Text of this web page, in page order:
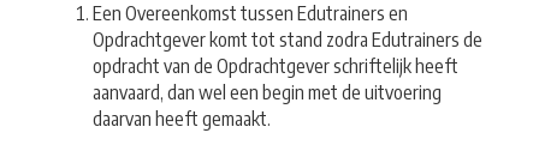
Een Overeenkomst tussen Edutrainers en
Opdrachtgever komt tot stand zodra Edutrainers de
opdracht van de Opdrachtgever schriftelijk heeft
aanvaard, dan wel een begin met de uitvoering
daarvan heeft gemaakt.